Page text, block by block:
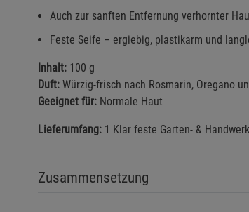
Auch zur sanften Entfernung verhornter
Feste Seife – ergiebig, plastikarm und
Inhalt: 100 g
Duft: Würzig-frisch nach Rosmarin, Oregano
Geeignet für: Normale Haut
Lieferumfang: 1 Klar feste Garten- &
Zusammensetzung